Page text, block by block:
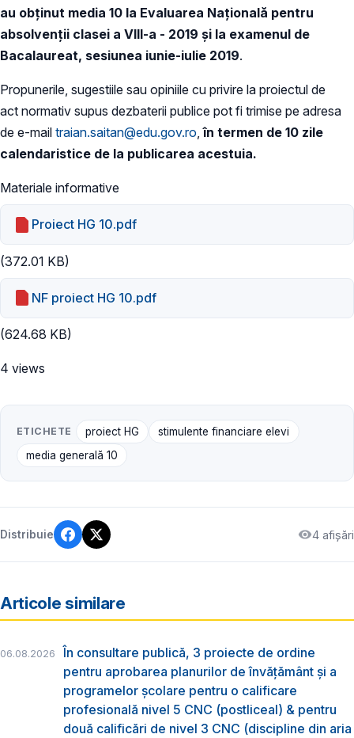
au obținut media 10 la Evaluarea Naţională pentru
absolvenții clasei a VIII-a - 2019 și la examenul de
Bacalaureat, sesiunea iunie-iulie 2019.
Propunerile, sugestiile sau opiniile cu privire la proiectul de
act normativ supus dezbaterii publice pot fi trimise pe adresa
de e-mail traian.saitan@edu.gov.ro ,în termen de 10 zile
calendaristice de la publicarea acestuia.
Materiale informative
Proiect HG 10.pdf
(372.01 KB)
NF proiect HG 10.pdf
(624.68 KB)
4 views
ETICHETE proiect HG
stimulente financiare elevi
media generală 10
Distribuie 4 afișări
Articole similare
06.08.2026
În consultare publică, 3 proiecte de ordine
pentru aprobarea planurilor de învățământ și a
programelor școlare pentru o calificare
profesională nivel 5 CNC (postliceal) & pentru
două calificări de nivel 3 CNC (discipline din aria